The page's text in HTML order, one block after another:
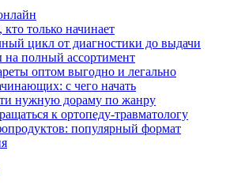
только начинает
цикл от диагностики до выдачи
полный ассортимент
оптом выгодно и легально
с чего начать
нужную дораму по жанру
к ортопеду-травматологу
популярный формат